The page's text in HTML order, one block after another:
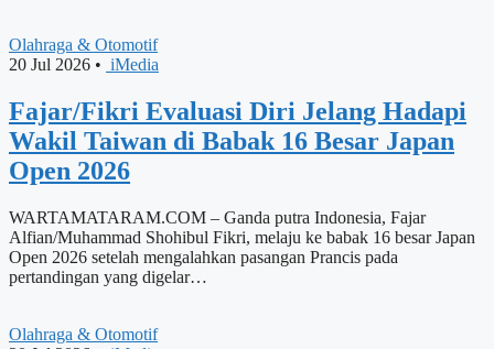
Olahraga & Otomotif
20 Jul 2026 • iMedia
Fajar/Fikri Evaluasi Diri Jelang Hadapi
Wakil Taiwan di Babak 16 Besar Japan
Open 2026
WARTAMATARAM.COM – Ganda putra Indonesia, Fajar
Alfian/Muhammad Shohibul Fikri, melaju ke babak 16 besar Japan
Open 2026 setelah mengalahkan pasangan Prancis pada
pertandingan yang digelar…
Olahraga & Otomotif